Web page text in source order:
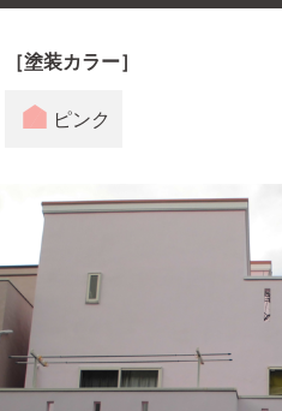
［塗装カラー］
ピンク